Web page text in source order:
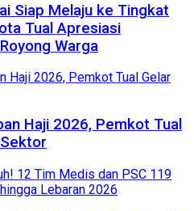
Siap Melaju ke Tingkat
Tual Apresiasi
Warga
Haji 2026, Pemkot Tual